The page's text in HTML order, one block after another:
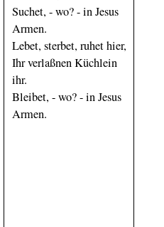
Suchet, - wo? - in Jesus
Armen.
Lebet, sterbet, ruhet hier,
Ihr verlaßnen Küchlein
ihr.
Bleibet, - wo? - in Jesus
Armen.